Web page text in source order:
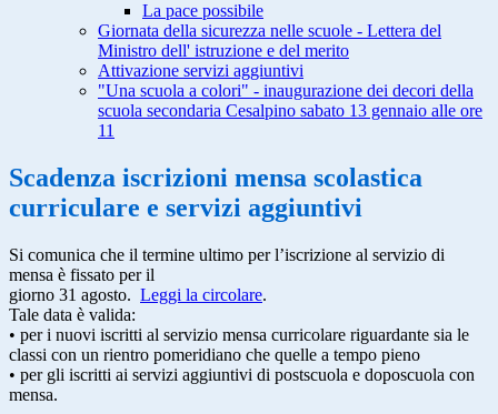
La pace possibile
Giornata della sicurezza nelle scuole - Lettera del
Ministro dell' istruzione e del merito
Attivazione servizi aggiuntivi
"Una scuola a colori" - inaugurazione dei decori della
scuola secondaria Cesalpino sabato 13 gennaio alle ore
11
Scadenza iscrizioni mensa scolastica
curriculare e servizi aggiuntivi
Si comunica che il termine ultimo per l’iscrizione al servizio di
mensa è fissato per il
giorno 31 agosto. Leggi la circolare.
Tale data è valida:
• per i nuovi iscritti al servizio mensa curricolare riguardante sia le
classi con un rientro pomeridiano che quelle a tempo pieno
• per gli iscritti ai servizi aggiuntivi di postscuola e doposcuola con
mensa.